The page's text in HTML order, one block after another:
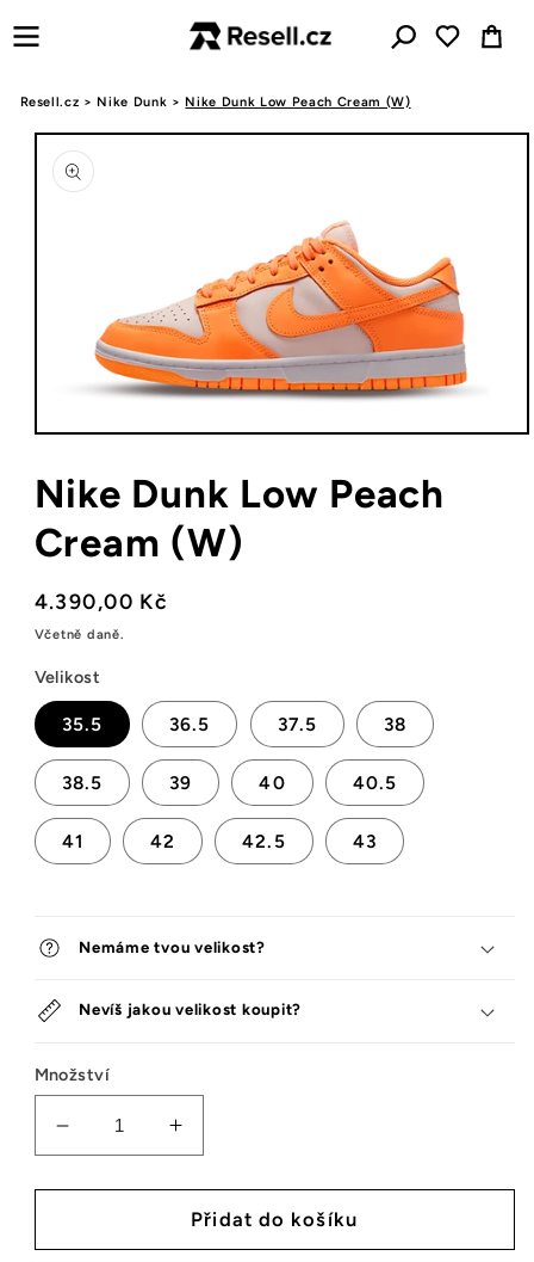
obsahu
Košík
Resell.cz > Nike Dunk > Nike Dunk Low Peach Cream (W)
produktu
1
okně
Nike Dunk Low Peach
Cream (W)
Běžná
cena
4.390,00 Kč
Včetně daně.
Velikost
35.5 36.5 37.5 38
38.5 39 40 40.5
41 42 42.5 43
Nemáme tvou velikost?
Nevíš jakou velikost koupit?
Množství
Snížit
množství
tenisek
Dunk
Zvýšit
množství
tenisek
Nike
Dunk
Přidat do košíku